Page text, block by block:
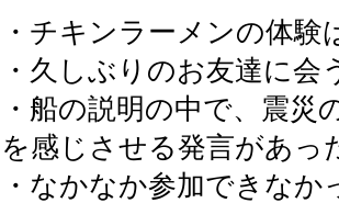
・チキンラーメンの体験
・久しぶりのお友達に
・船の説明の中で、震
を感じさせる発言があっ
・なかなか参加できな